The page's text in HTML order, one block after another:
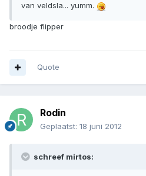
van veldsla... yumm.
broodje flipper
Quote
Rodin
Geplaatst: 18 juni 2012
schreef mirtos: